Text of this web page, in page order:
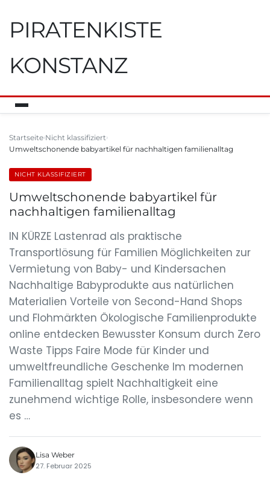
PIRATENKISTE
KONSTANZ
Startseite Nicht klassifiziert
Umweltschonende babyartikel für nachhaltigen familienalltag
NICHT KLASSIFIZIERT
Umweltschonende babyartikel für
nachhaltigen familienalltag
IN KÜRZE Lastenrad als praktische
Transportlösung für Familien Möglichkeiten zur
Vermietung von Baby- und Kindersachen
Nachhaltige Babyprodukte aus natürlichen
Materialien Vorteile von Second-Hand Shops
und Flohmärkten Ökologische Familienprodukte
online entdecken Bewusster Konsum durch Zero
Waste Tipps Faire Mode für Kinder und
umweltfreundliche Geschenke Im modernen
Familienalltag spielt Nachhaltigkeit eine
zunehmend wichtige Rolle, insbesondere wenn
es …
Lisa Weber
27. Februar 2025